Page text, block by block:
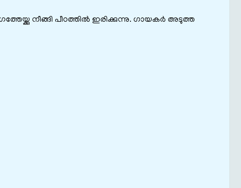
നീങ്ങി പീഠത്തില്‍ ഇരിക്കുന്നു. ഗായകര്‍ അടുത്ത